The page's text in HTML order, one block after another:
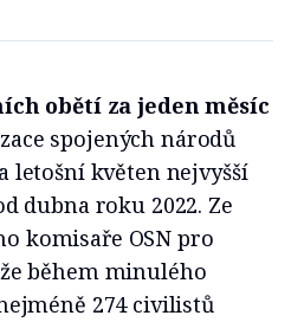
obětí za jeden měsíc
spojených národů
letošní květen nejvyšší
dubna roku 2022. Ze
komisaře OSN pro
během minulého
274 civilistů